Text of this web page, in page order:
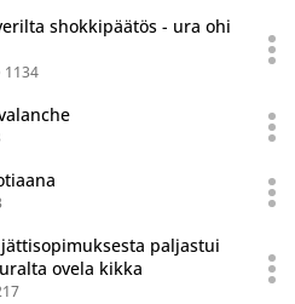
shokkipäätös - ura ohi
1134
paljastui
ovela kikka